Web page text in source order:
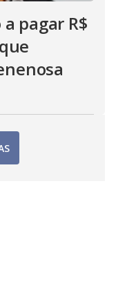
pagar R$